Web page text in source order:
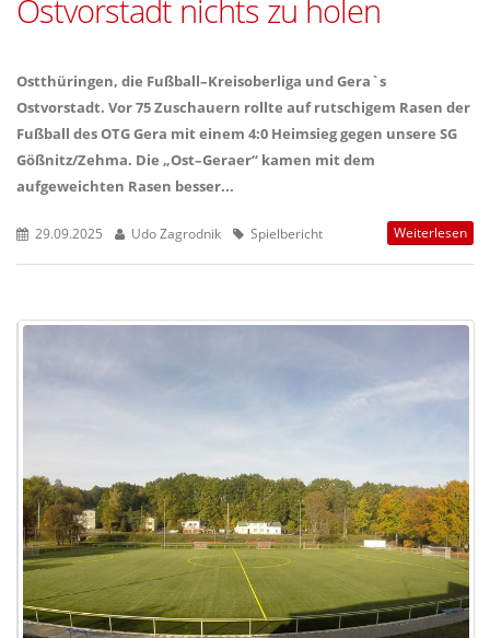
Ostvorstadt nichts zu holen
Ostthüringen, die Fußball–Kreisoberliga und Gera`s
Ostvorstadt. Vor 75 Zuschauern rollte auf rutschigem Rasen der
Fußball des OTG Gera mit einem 4:0 Heimsieg gegen unsere SG
Gößnitz/Zehma. Die „Ost–Geraer“ kamen mit dem
aufgeweichten Rasen besser...
29.09.2025 Udo Zagrodnik Spielbericht Weiterlesen